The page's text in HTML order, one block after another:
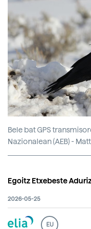
Bele bat GPS
Nazionalean (AEB) -
Egoitz Etxebeste
2026-05-25
EU